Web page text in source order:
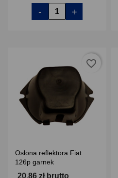
- +
Osłona reflektora Fiat
126p garnek
20,86 zł brutto
favorite_border